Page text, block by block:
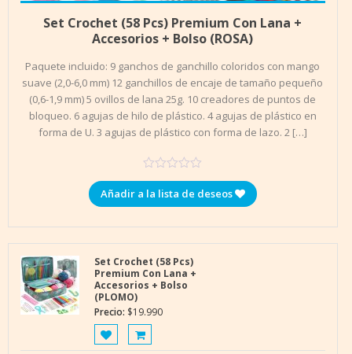
Añadir al carrito 19.990
Set Crochet (58 Pcs) Premium Con Lana +
Accesorios + Bolso (ROSA)
Paquete incluido: 9 ganchos de ganchillo coloridos con mango
suave (2,0-6,0 mm) 12 ganchillos de encaje de tamaño pequeño
(0,6-1,9 mm) 5 ovillos de lana 25g. 10 creadores de puntos de
bloqueo. 6 agujas de hilo de plástico. 4 agujas de plástico en
forma de U. 3 agujas de plástico con forma de lazo. 2 […]
Añadir a la lista de deseos
Set Crochet (58 Pcs)
Premium Con Lana +
Accesorios + Bolso
(PLOMO)
Precio: $19.990